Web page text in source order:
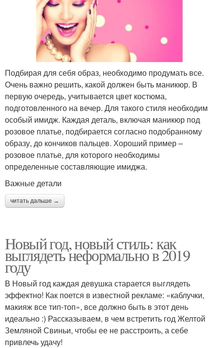
Подбирая для себя образ, необходимо продумать все.
Очень важно решить, какой должен быть маникюр. В
первую очередь, учитывается цвет костюма,
подготовленного на вечер. Для такого стиля необходим
особый имидж. Каждая деталь, включая маникюр под
розовое платье, подбирается согласно подобранному
образу, до кончиков пальцев. Хороший пример –
розовое платье, для которого необходимы
определенные составляющие имиджа.
Важные детали
читать дальше →
Новый год, новый стиль: как
выглядеть неформально в 2019
году
В Новый год каждая девушка старается выглядеть
эффектно! Как поется в известной рекламе: «каблучки,
макияж все тип-топ», все должно быть в этот день
идеально :) Рассказываем, в чем встретить год Желтой
Земляной Свиньи, чтобы ее не расстроить, а себе
привлечь удачу!